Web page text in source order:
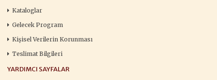
Kataloglar
Gelecek Program
Kişisel Verilerin Korunması
Teslimat Bilgileri
YARDIMCI SAYFALAR